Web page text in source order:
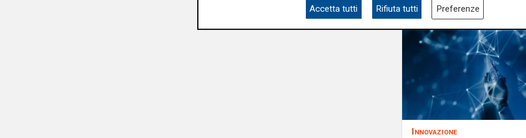
Innovazione
Accetta tutti Rifiuta tutti Preferenze